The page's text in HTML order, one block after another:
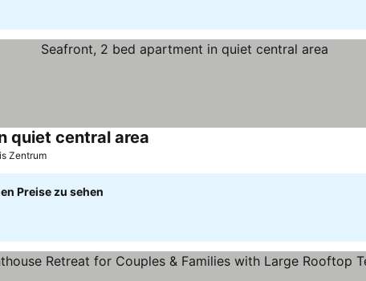
quiet central area
Zentrum
Preise zu sehen